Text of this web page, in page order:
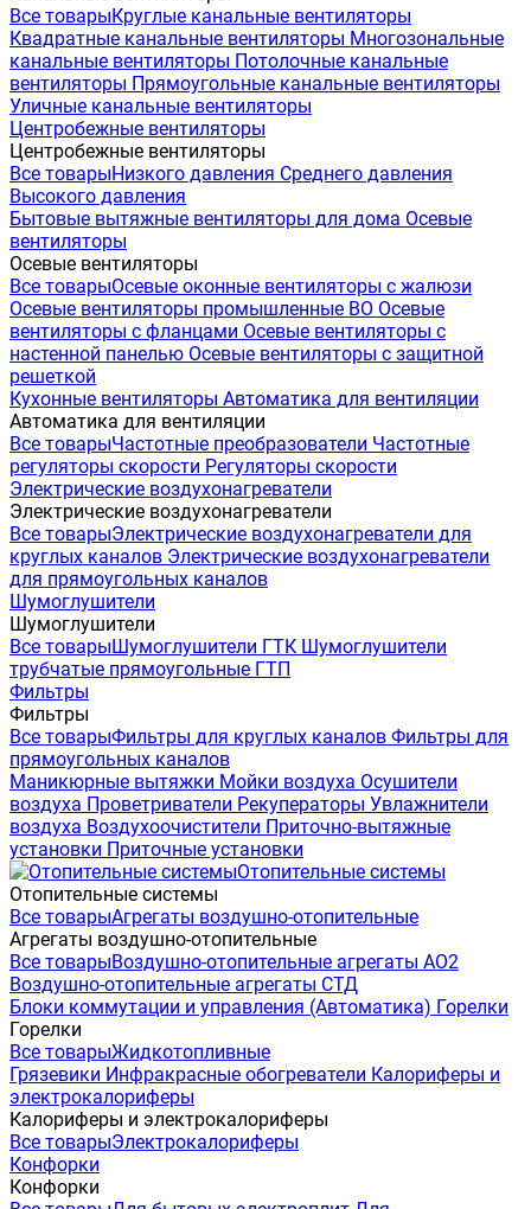
Все товарыКруглые канальные вентиляторы
Квадратные канальные вентиляторы Многозональные
канальные вентиляторы Потолочные канальные
вентиляторы Прямоугольные канальные вентиляторы
Уличные канальные вентиляторы
Центробежные вентиляторы
Центробежные вентиляторы
Все товарыНизкого давления Среднего давления
Высокого давления
Бытовые вытяжные вентиляторы для дома Осевые
вентиляторы
Осевые вентиляторы
Все товарыОсевые оконные вентиляторы с жалюзи
Осевые вентиляторы промышленные ВО Осевые
вентиляторы с фланцами Осевые вентиляторы с
настенной панелью Осевые вентиляторы с защитной
решеткой
Кухонные вентиляторы Автоматика для вентиляции
Автоматика для вентиляции
Все товарыЧастотные преобразователи Частотные
регуляторы скорости Регуляторы скорости
Электрические воздухонагреватели
Электрические воздухонагреватели
Все товарыЭлектрические воздухонагреватели для
круглых каналов Электрические воздухонагреватели
для прямоугольных каналов
Шумоглушители
Шумоглушители
Все товарыШумоглушители ГТК Шумоглушители
трубчатые прямоугольные ГТП
Фильтры
Фильтры
Все товарыФильтры для круглых каналов Фильтры для
прямоугольных каналов
Маникюрные вытяжки Мойки воздуха Осушители
воздуха Проветриватели Рекуператоры Увлажнители
воздуха Воздухоочистители Приточно-вытяжные
установки Приточные установки
Отопительные системы
Отопительные системы
Все товарыАгрегаты воздушно-отопительные
Агрегаты воздушно-отопительные
Все товарыВоздушно-отопительные агрегаты АО2
Воздушно-отопительные агрегаты СТД
Блоки коммутации и управления (Автоматика) Горелки
Горелки
Все товарыЖидкотопливные
Грязевики Инфракрасные обогреватели Калориферы и
электрокалориферы
Калориферы и электрокалориферы
Все товарыЭлектрокалориферы
Конфорки
Конфорки